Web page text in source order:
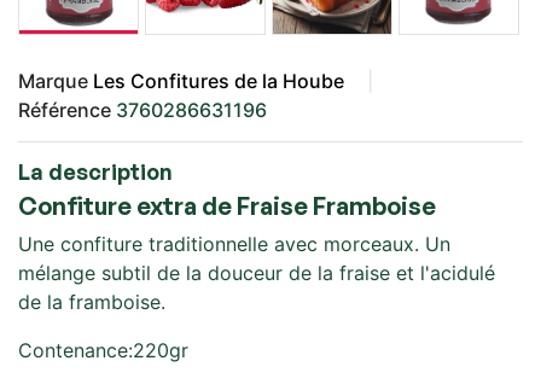
Marque Les Confitures de la Hoube
Référence 3760286631196
La description
Confiture extra de Fraise Framboise
Une confiture traditionnelle avec morceaux. Un
mélange subtil de la douceur de la fraise et l'acidulé
de la framboise.
Contenance:220gr